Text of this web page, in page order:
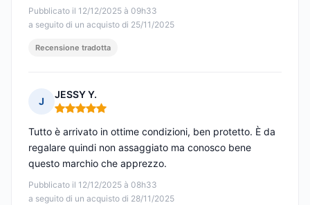
Pubblicato il 12/12/2025 à 09h33
a seguito di un acquisto di 25/11/2025
Recensione tradotta
J
JESSY Y.
Nota: 5 su 5
Pubblicato il 12/12/2025 à 08h33
a seguito di un acquisto di 28/11/2025
Tutto è arrivato in ottime condizioni, ben protetto. È da
regalare quindi non assaggiato ma conosco bene
questo marchio che apprezzo.